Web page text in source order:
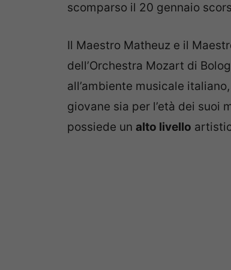
scomparso il 20 gennaio
Il Maestro Matheuz e il
dell’Orchestra Mozart di
all’ambiente musicale
giovane sia per l’età dei suoi
possiede un alto livello